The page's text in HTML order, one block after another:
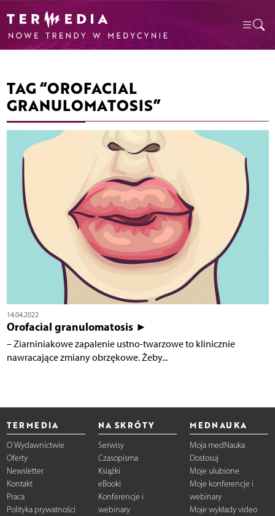
TAG “OROFACIAL
GRANULOMATOSIS”
14.04.2022
Orofacial granulomatosis ►
– Ziarniniakowe zapalenie ustno-twarzowe to klinicznie
nawracające zmiany obrzękowe. Żeby...
TERMEDIA
O Wydawnictwie
Oferty
Newsletter
Kontakt
Praca
Polityka prywatności
NA SKRÓTY
Serwisy
Czasopisma
Książki
eBooki
Konferencje i
webinary
MEDNAUKA
Moja medNauka
Dostosuj
Moje ulubione
Moje konferencje i
webinary
Moje wykłady video